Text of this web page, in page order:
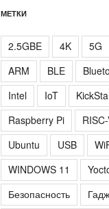
МЕТКИ
2.5GBE 4K 5G
ARM
BLE
Intel
IoT
Raspberry Pi
Ubuntu
USB
WINDOWS 11
Безопасность